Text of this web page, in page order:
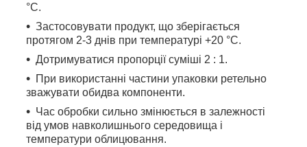
°C.
Застосовувати продукт, що зберігається
протягом 2-3 днів при температурі +20 °С.
Дотримуватися пропорції суміші 2 : 1.
При використанні частини упаковки ретельно
зважувати обидва компоненти.
Час обробки сильно змінюється в залежності
від умов навколишнього середовища і
температури облицювання.